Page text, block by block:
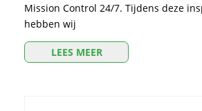
Mission Control 24/7. Tijdens deze
hebben wij
LEES MEER